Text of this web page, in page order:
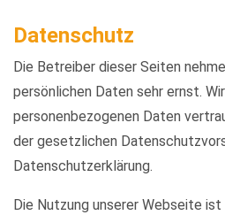
Datenschutz
Die Betreiber dieser Seiten
persönlichen Daten sehr ernst.
personenbezogenen Daten
der gesetzlichen
Datenschutzerklärung.
Die Nutzung unserer Webseite